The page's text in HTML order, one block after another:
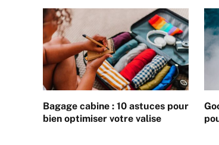
Bagage cabine : 10 astuces pour
bien optimiser votre valise